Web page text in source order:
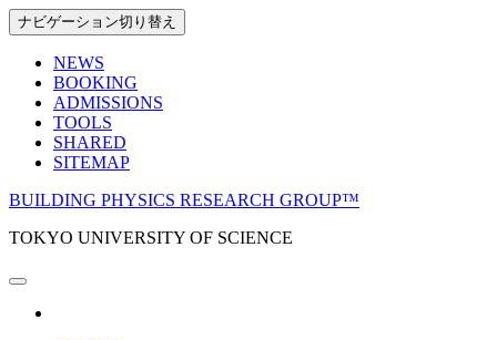
Skip
to
content
ナビゲーション切り替え
NEWS
BOOKING
ADMISSIONS
TOOLS
SHARED
SITEMAP
BUILDING PHYSICS RESEARCH GROUP™
TOKYO UNIVERSITY OF SCIENCE